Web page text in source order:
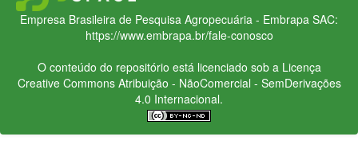
Empresa Brasileira de Pesquisa Agropecuária - Embrapa SAC:
https://www.embrapa.br/fale-conosco
O conteúdo do repositório está licenciado sob a Licença
Creative CommonsAtribuição - NãoComercial - SemDerivações
4.0 Internacional.